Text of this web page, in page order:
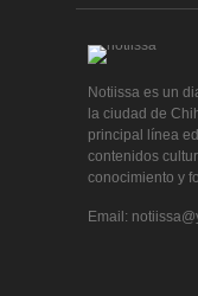
Notiissa es un
la ciudad de
principal línea
contenidos
conocimiento y
Email: